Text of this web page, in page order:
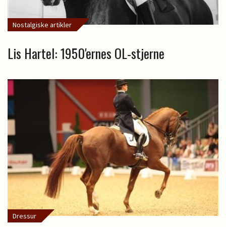
Nostalgiske artikler
Lis Hartel: 1950'ernes OL-stjerne
Dressur